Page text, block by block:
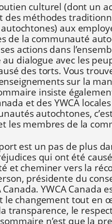
culturel (dont un
des méthodes
aux
de la communauté
actions dans
dialogue avec les
des torts. Vous
sur la
insiste
et des YWCA
autochtones,
les membres de la
est un pas de plus
qui ont été
et cheminer vers la
présidente du
YWCA Canada
le changement tout en
transparence, le
n’est que la